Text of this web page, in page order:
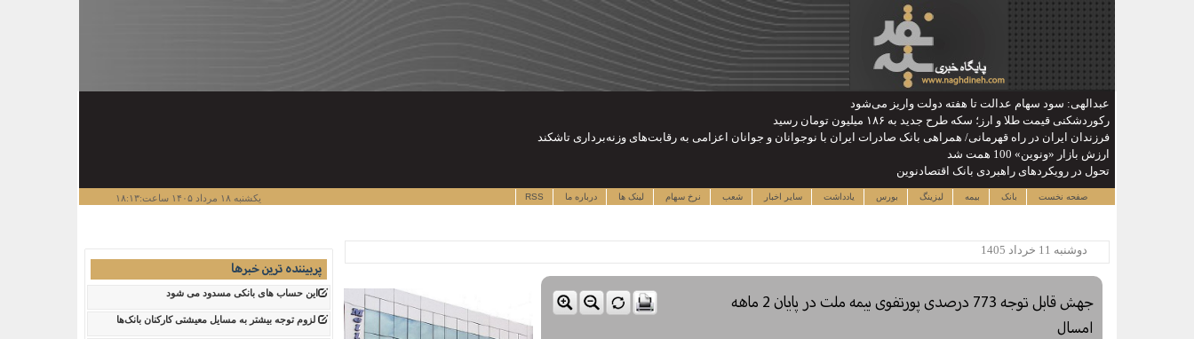
عبدالهی: سود سهام عدالت تا هفته دولت واریز می‌شود
رکوردشکنی قیمت طلا و ارز؛ سکه طرح جدید به ۱۸۶ میلیون تومان رسید
​فرزندان ایران در راه قهرمانی/ همراهی بانک صادرات ایران با نوجوانان و جوانان اعزامی به رقابت‌های وزنه‌برداری تاشکند
ارزش بازار «ونوین» 100 همت شد
تحول در رویکردهای راهبردی بانک اقتصادنوین
یکشنبه ۱۸ مرداد ۱۴۰۵ ساعت:۱۸:۱۳ صفحه نخست بانک بیمه لیزینگ بورس یادداشت سایر اخبار شعب نرخ سهام لینک ها درباره ما RSS
پربیننده ترین خبرها
این حساب های بانکی مسدود می شود
لزوم توجه بیشتر به مسایل معیشتی کارکنان بانک‌ها
دوشنبه 11 خرداد 1405
جهش قابل توجه 773 درصدی پورتفوی بیمه ملت در پایان 2 ماهه
امسال